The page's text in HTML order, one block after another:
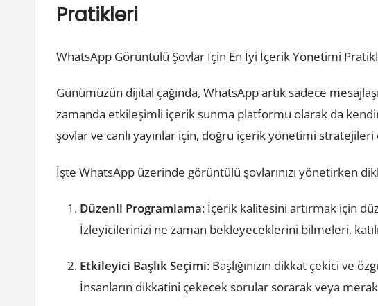
Pratikleri
WhatsApp Görüntülü Şovlar İçin En İyi İçerik Yönetimi
Günümüzün dijital çağında, WhatsApp artık sadece
zamanda etkileşimli içerik sunma platformu olarak da
şovlar ve canlı yayınlar için, doğru içerik yönetimi
İşte WhatsApp üzerinde görüntülü şovlarınızı yönetirken
Düzenli Programlama: İçerik kalitesini artırmak için
İzleyicilerinizi ne zaman bekleyeceklerini bilmeleri,
Etkileyici Başlık Seçimi: Başlığınızın dikkat çekici ve
İnsanların dikkatini çekecek sorular sorarak veya merak